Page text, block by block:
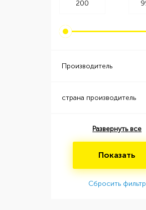
Производитель
страна производитель
Развернуть все
Показать
Сбросить фильтр